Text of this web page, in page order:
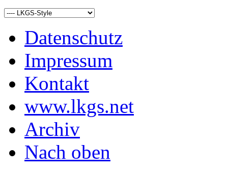
Datenschutz
Impressum
Kontakt
www.lkgs.net
Archiv
Nach oben